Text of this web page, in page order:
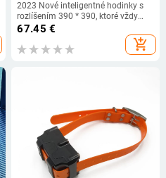
2023 Nové inteligentné hodinky s
rozlíšením 390 * 390, ktoré vždy
zobrazujú čas, Bluetooth hovory,
lokálnu hudbu, inteligentné hodinky
pre mužov s Androidom a TWS
67.45 €
add_shopping_cart